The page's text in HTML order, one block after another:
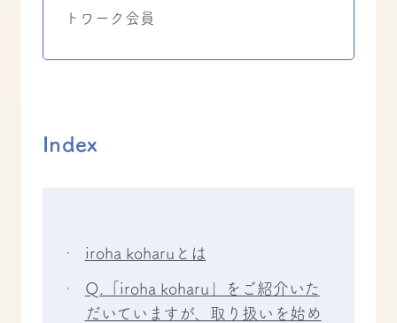
トワーク会員
Index
iroha koharuとは
Q.「iroha koharu」をご紹介いた
だいていますが、取り扱いを始め